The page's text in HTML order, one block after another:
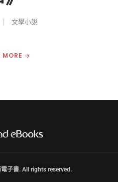
文學小說
MORE
子書. All rights reserved.